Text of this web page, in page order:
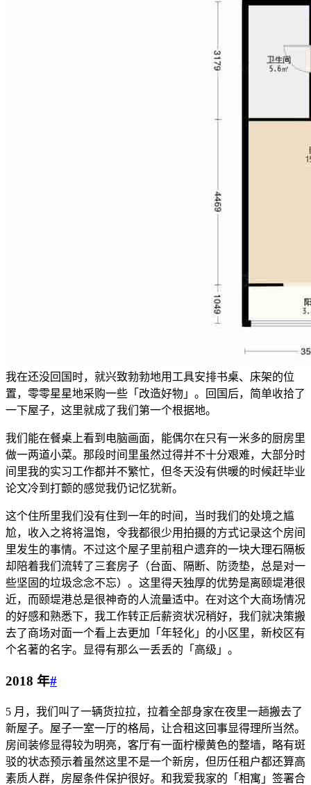
我在还没回国时，就兴致勃勃地用工具安排书桌、床架的位
置，零零星星地采购一些「改造好物」。回国后，简单收拾了
一下屋子，这里就成了我们第一个根据地。
我们能在餐桌上看到电脑画面，能偶尔在只有一米多的厨房里
做一两道小菜。那段时间里虽然过得并不十分艰难，大部分时
间里我的实习工作都并不繁忙，但冬天没有供暖的时候赶毕业
论文冷到打颤的感觉我仍记忆犹新。
这个住所里我们没有住到一年的时间，当时我们的处境之尴
尬，收入之将将温饱，令我都很少用拍摄的方式记录这个房间
里发生的事情。不过这个屋子里前租户遗弃的一块大理石隔板
却陪着我们流转了三套房子（台面、隔断、防烫垫，总是对一
些坚固的垃圾念念不忘）。这里得天独厚的优势是离颐堤港很
近，而颐堤港总是很神奇的人流量适中。在对这个大商场情况
的好感和熟悉下，我工作转正后薪资状况稍好，我们就决策搬
去了商场对面一个看上去更加「年轻化」的小区里，新校区有
个名著的名字。显得有那么一丢丢的「高级」。
2018 年#
5 月，我们叫了一辆货拉拉，拉着全部身家在夜里一趟搬去了
新屋子。屋子一室一厅的格局，让合租这回事显得理所当然。
房间装修显得较为明亮，客厅有一面柠檬黄色的整墙，略有斑
驳的状态预示着虽然这里不是一个新房，但历任租户都还算高
素质人群，房屋条件保护很好。和我爱我家的「相寓」签署合